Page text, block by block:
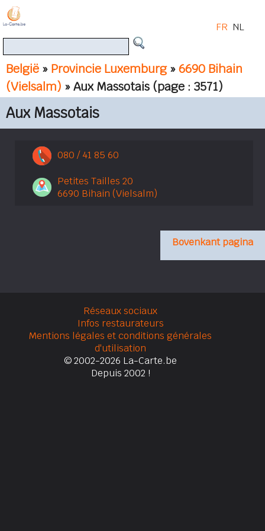
België » Provincie Luxemburg»6690 Bihain
(Vielsalm) » Aux Massotais (page : 3571)
FR NL
Aux Massotais
080 / 41 85 60
Petites Tailles 20
6690 Bihain (Vielsalm)
Bovenkant pagina
Réseaux sociaux
Infos restaurateurs
Mentions légales et conditions générales
d'utilisation
© 2002-2026 La-Carte.be
Depuis 2002 !